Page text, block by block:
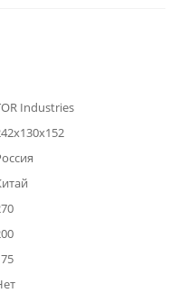
Industries